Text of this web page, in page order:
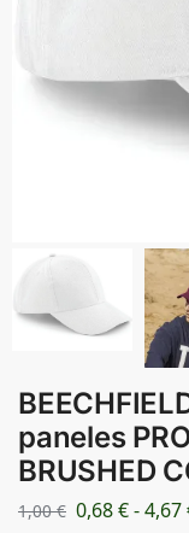
paneles
BRUSHED
1,00€ 0,68€-4,67